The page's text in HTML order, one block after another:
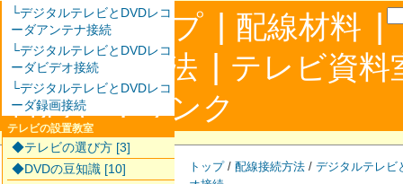
サイトマップ | 配線材料 |
配線接続方法 | テレビ資料
合わせ|リンク
トップ/ 配線接続方法 / デジタルテレビ
└デジタルテレビとDVDレコ
ーダアンテナ接続
└デジタルテレビとDVDレコ
ーダビデオ接続
└デジタルテレビとDVDレコ
ーダ録画接続
テレビの設置教室
◆テレビの選び方 [3]
◆DVDの豆知識 [10]